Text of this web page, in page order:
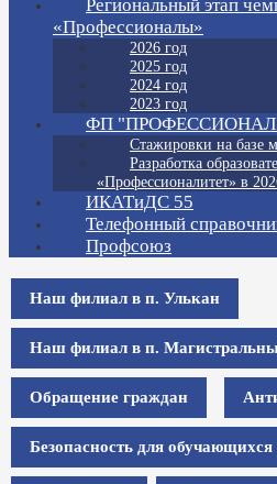
Региональный этап
«Профессионалы»
2026 год
2025 год
2024 год
2023 год
ФП
Стажировки на базе
Разработка
«Профессионалитет» в
ИКАТиДС 55
Телефонный
Профсоюз
Наш филиал в п. Улькан
Наш филиал в п.
Обращение граждан
Безопасность для обучающихся